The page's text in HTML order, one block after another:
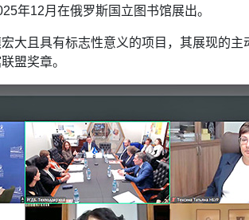
年12月在俄罗斯国立图书馆展出。
大且具有标志性意义的项目，其展现的
盟奖章。